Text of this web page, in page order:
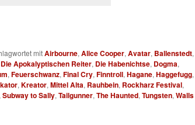
mitAirbourne, Alice Cooper, Avatar, Ballenstedt,
Die Apokalyptischen Reiter, Die Habenichtse, Dogma,
, Feuerschwanz, Final Cry, Finntroll, Hagane, Haggefugg,
, Kreator, Mittel Alta, Rauhbein, Rockharz Festival,
Subway to Sally, Tailgunner, The Haunted, Tungsten, Walls